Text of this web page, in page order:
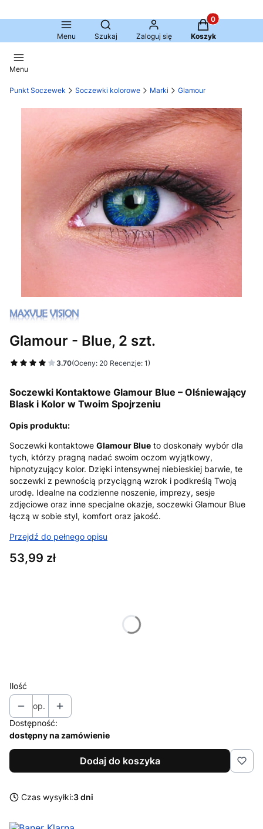
Menu
Otwórz wyszukiwarkę
Szukaj Zaloguj się
Produkty w
Koszyk
Menu
Punkt Soczewek Soczewki kolorowe Marki Glamour
Glamour - Blue, 2 szt.
3.70(Oceny: 20 Recenzje: 1)
Soczewki Kontaktowe Glamour Blue – Olśniewający
Blask i Kolor w Twoim Spojrzeniu
Opis produktu:
Soczewki kontaktowe Glamour Blue to doskonały wybór dla
tych, którzy pragną nadać swoim oczom wyjątkowy,
hipnotyzujący kolor. Dzięki intensywnej niebieskiej barwie, te
soczewki z pewnością przyciągną wzrok i podkreślą Twoją
urodę. Idealne na codzienne noszenie, imprezy, sesje
zdjęciowe oraz inne specjalne okazje, soczewki Glamour Blue
łączą w sobie styl, komfort oraz jakość.
Przejdź do pełnego opisu
Cena
53,99 zł
Ilość
op.
Dostępność:
dostępny na zamówienie
Dodaj do koszyka
Czas wysyłki:3 dni